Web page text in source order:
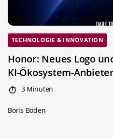
TECHNOLOGIE & INNOVATION
Honor: Neues Logo
KI-Ökosystem-
3 Minuten
Boris Boden